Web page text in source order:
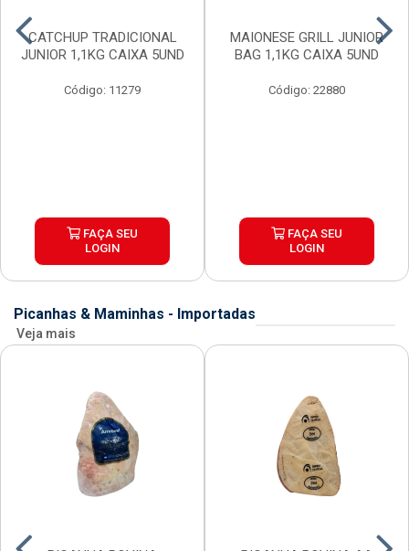
CATCHUP TRADICIONAL
JUNIOR 1,1KG CAIXA 5UND
Código: 11279
FAÇA SEU
LOGIN
MAIONESE GRILL JUNIOR
BAG 1,1KG CAIXA 5UND
Código: 22880
FAÇA SEU
LOGIN
Picanhas & Maminhas - Importadas
Veja mais